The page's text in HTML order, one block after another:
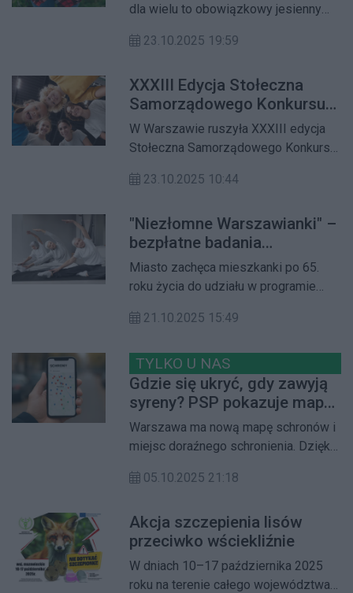
dla wielu to obowiązkowy jesienny
doświadczonym grzybiarzom przyda
bezpieczeństwa.
23.10.2025 19:59
XXXIII Edycja Stołeczna
Samorządowego Konkursu
Nastolatków Ośmiu
Wspaniałych
W Warszawie ruszyła XXXIII edycja
Stołeczna Samorządowego Konkursu
wyjątkowej inicjatywy, która od ponad
młodzieży postawy dobra, empatii i
społecznego zaangażowania.
23.10.2025 10:44
"Niezłomne Warszawianki" –
bezpłatne badania
profilaktyczne dla kobiet po
65. roku życia
Miasto zachęca mieszkanki po 65.
roku życia do udziału w programie
Warszawianki”. Dzięki niemu kobiety
złamań kości i wykonać
densytometrię, a także uzyskać
specjalistyczne porady dotyczące
zdrowia kości.
21.10.2025 15:49
TYLKO U NAS
Gdzie się ukryć, gdy zawyją
syreny? PSP pokazuje mapę
schronów w Warszawie!
Warszawa ma nową mapę schronów i
miejsc doraźnego schronienia. Dzięki
może w kilka sekund sprawdzić,
bezpieczne miejsce. To wiedza, która
może uratować życie — Twoje i Twojej
rodziny.
05.10.2025 21:18
Akcja szczepienia lisów
przeciwko wściekliźnie
W dniach 10–17 października 2025
roku na terenie całego województwa